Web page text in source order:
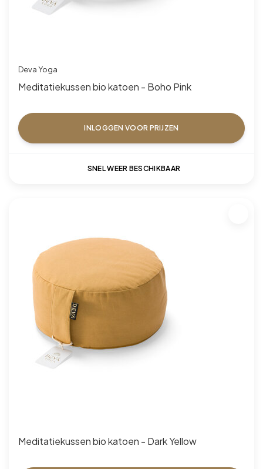
Deva Yoga
Meditatiekussen bio katoen - Boho Pink
INLOGGEN VOOR PRIJZEN
SNEL WEER BESCHIKBAAR
Meditatiekussen bio katoen - Dark Yellow